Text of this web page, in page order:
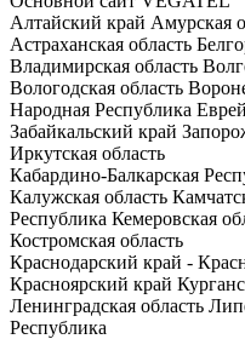
Алтайский край Амурская
Астраханская область
Владимирская область
Вологодская область
Народная Республика
Забайкальский край
Иркутская область
Кабардино-Балкарская
Калужская область
Республика Кемеровская
Костромская область
Краснодарский край -
Красноярский край
Ленинградская область
Республика